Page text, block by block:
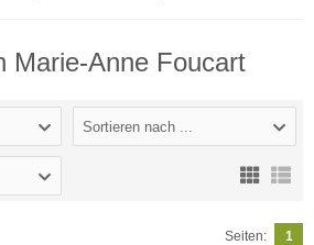
Marie-Anne Foucart
Sortieren nach ...
Seiten: 1